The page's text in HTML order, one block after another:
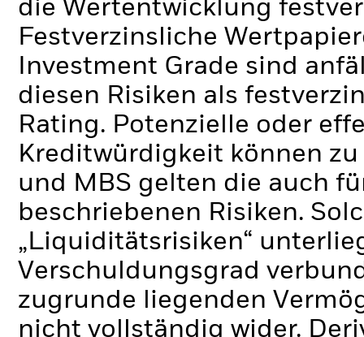
die Wertentwicklung
Festverzinsliche
Investment Grade sind
diesen Risiken als
Rating. Potenzielle oder
Kreditwürdigkeit können
und MBS gelten die auch
beschriebenen Risiken.
„Liquiditätsrisiken“
Verschuldungsgrad
zugrunde liegenden
nicht vollständig wider.